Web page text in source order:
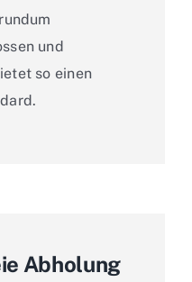
und
so einen
Abholung